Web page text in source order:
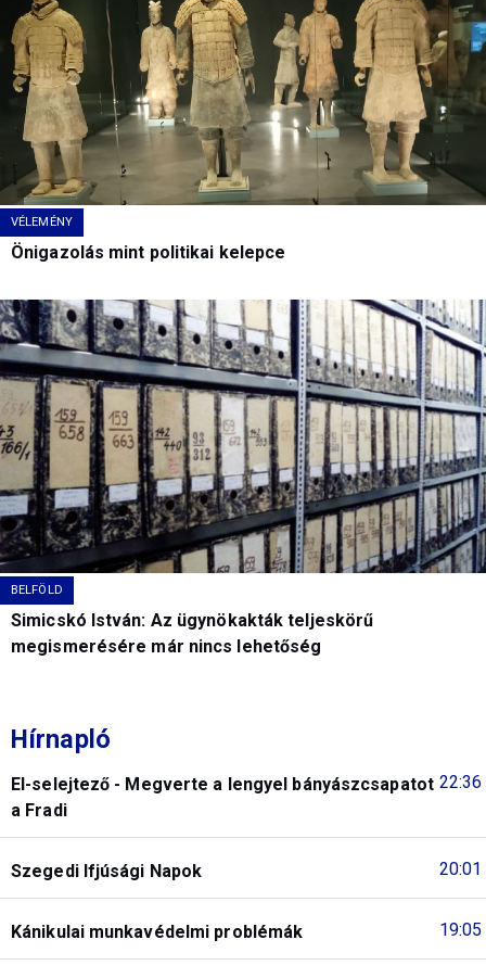
VÉLEMÉNY
Önigazolás mint politikai kelepce
BELFÖLD
Simicskó István: Az ügynökakták teljeskörű
megismerésére már nincs lehetőség
Hírnapló
22:36
El-selejtező - Megverte a lengyel bányászcsapatot
a Fradi
20:01
Szegedi Ifjúsági Napok
19:05
Kánikulai munkavédelmi problémák